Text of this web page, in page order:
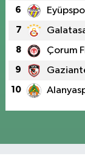
6
7
8 Çorum
9
10